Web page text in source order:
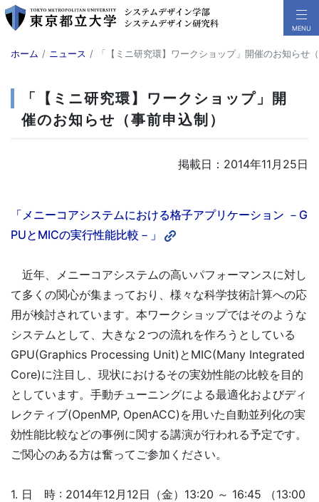
ホーム ニュース 「【ミニ研究環】ワークショップ」開催のお知らせ
「【ミニ研究環】ワークショップ」開
催のお知らせ（事前申込制）
掲載日：2014年11月25日
「メニーコアシステムにおける格子アプリケーション －G
PUとMICの実行性能比較－」
近年、メニーコアシステムの高いパフォーマンスに対し
て多くの関心が集まっており、様々な科学技術計算への応
用が検討されています。本ワークショップではそのような
システムとして、大きな２つの流れを作ろうとしている
GPU(Graphics Processing Unit)とMIC(Many Integrated
Core)に注目し、現状におけるその実効性能の比較を目的
としています。手動チューニングによる最適化およびディ
レクティブ(OpenMP, OpenACC)を用いた自動並列化の実
効性能比較などの事例に関する講演が行われる予定です。
ご関心のある方は奮ってご参加ください。
1. 日 時 : 2014年12月12日（金）13:20 ～ 16:45 （13:00